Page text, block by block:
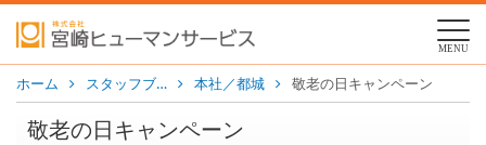
MENU
ホーム スタッフブ… 本社／都城 敬老の日キャンペーン
敬老の日キャンペーン